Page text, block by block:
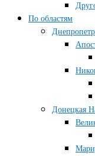
По областям
Донецкая